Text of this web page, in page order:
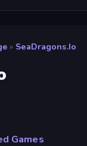
» SeaDragons.io
Games